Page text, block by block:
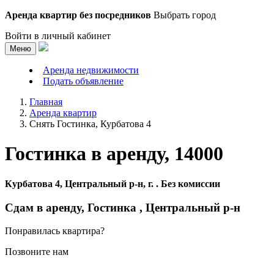
Аренда квартир без посредников Выбрать город
Войти в личный кабинет
Меню
Аренда недвижимости
Подать объявление
Главная
Аренда квартир
Снять Гостинка, Курбатова 4
Гостинка в аренду, 14000
Курбатова 4, Центральный р-н, г. . Без комиссии
Сдам в аренду, Гостинка , Центральный р-н
Понравилась квартира?
Позвоните нам